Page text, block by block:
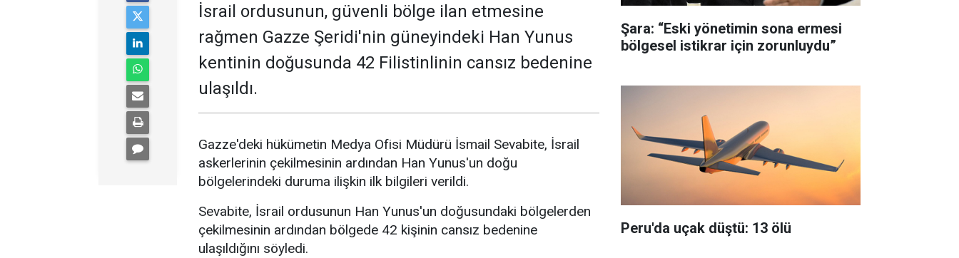
İsrail ordusunun, güvenli bölge ilan etmesine
rağmen Gazze Şeridi'nin güneyindeki Han Yunus
kentinin doğusunda 42 Filistinlinin cansız bedenine
ulaşıldı.
Gazze'deki hükümetin Medya Ofisi Müdürü İsmail Sevabite, İsrail
askerlerinin çekilmesinin ardından Han Yunus'un doğu
bölgelerindeki duruma ilişkin ilk bilgileri verildi.
Sevabite, İsrail ordusunun Han Yunus'un doğusundaki bölgelerden
çekilmesinin ardından bölgede 42 kişinin cansız bedenine
ulaşıldığını söyledi.
Şara: “Eski yönetimin sona ermesi
bölgesel istikrar için zorunluydu”
Peru'da uçak düştü: 13 ölü